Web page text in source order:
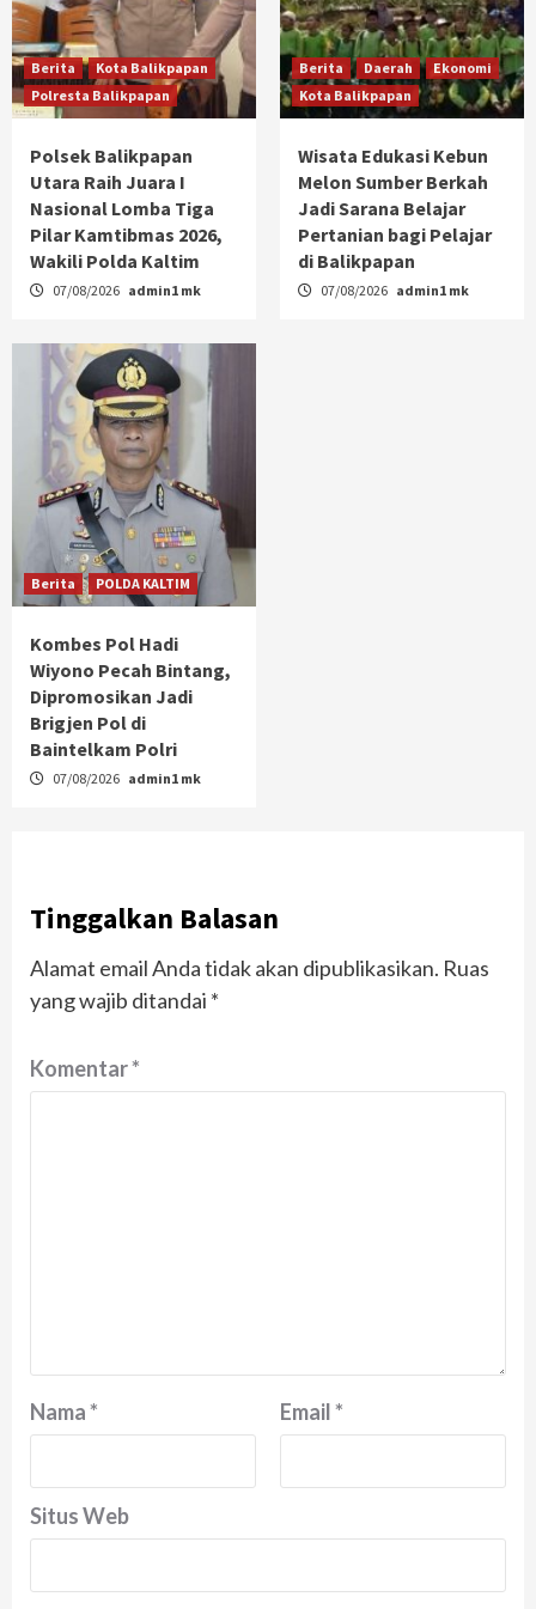
Berita
Kota Balikpapan
Polresta Balikpapan
Polsek Balikpapan
Utara Raih Juara I
Nasional Lomba Tiga
Pilar Kamtibmas 2026,
Wakili Polda Kaltim
07/08/2026 admin1 mk
Berita Daerah
Ekonomi
Kota Balikpapan
Wisata Edukasi Kebun
Melon Sumber Berkah
Jadi Sarana Belajar
Pertanian bagi Pelajar
di Balikpapan
07/08/2026 admin1 mk
Berita POLDA KALTIM
Kombes Pol Hadi
Wiyono Pecah Bintang,
Dipromosikan Jadi
Brigjen Pol di
Baintelkam Polri
07/08/2026 admin1 mk
Tinggalkan Balasan
Alamat email Anda tidak akan dipublikasikan. Ruas
yang wajib ditandai *
Komentar*
Nama* Email*
Situs Web